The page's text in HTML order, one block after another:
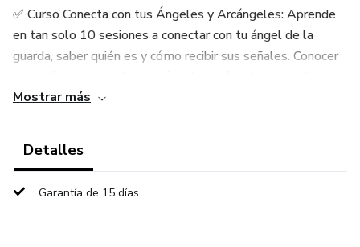
✅ Curso Conecta con tus Ángeles y Arcángeles: Aprende
en tan solo 10 sesiones a conectar con tu ángel de la
guarda, saber quién es y cómo recibir sus señales. Conocer
comunicarte con ellos según lo que necesites. Sentirte
✅ Además te llevas de regalo el acceso exclusivo a la
septiembre para que puedas contarme todo lo que estás
Mostrar más
Detalles
Garantía de 15 días